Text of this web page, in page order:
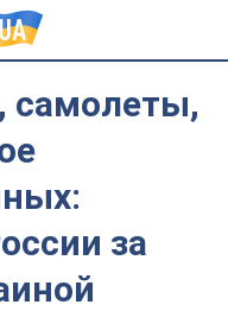
самолеты,
за